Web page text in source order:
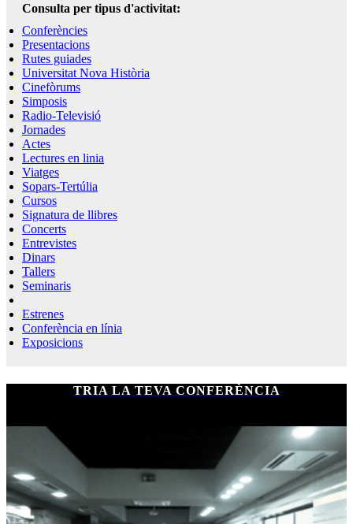
Consulta per tipus d'activitat:
Conferències
Presentacions
Rutes guiades
Universitat Nova Història
Cinefòrums
Simposis
Radio-Televisió
Jornades
Actes
Lectures en linia
Viatges
Sopars-Tertúlia
Cursos
Signatura de llibres
Concerts
Entrevistes
Dinars
Tallers
Seminaris
Estrenes
Conferència en línia
Exposicions
TRIA LA TEVA CONFERÈNCIA